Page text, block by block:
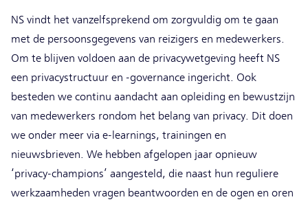
NS vindt het vanzelfsprekend om zorgvuldig om te gaan
met de persoonsgegevens van reizigers en medewerkers.
Om te blijven voldoen aan de privacywetgeving heeft NS
een privacystructuur en -governance ingericht. Ook
besteden we continu aandacht aan opleiding en bewustzijn
van medewerkers rondom het belang van privacy. Dit doen
we onder meer via e-learnings, trainingen en
nieuwsbrieven. We hebben afgelopen jaar opnieuw
‘privacy-champions’ aangesteld, die naast hun reguliere
werkzaamheden vragen beantwoorden en de ogen en oren